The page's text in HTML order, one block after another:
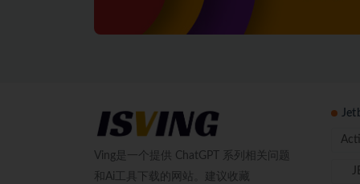
Ving是一个提供 ChatGPT 系列相关问题
和Ai工具下载的网站。建议收藏